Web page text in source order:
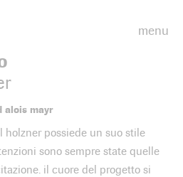
menu
alois mayr
holzner possiede un suo stile
sono sempre state quelle
il cuore del progetto si